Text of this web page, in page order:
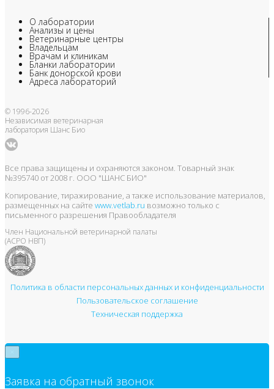
О лаборатории
Анализы и цены
Ветеринарные центры
Владельцам
Врачам и клиникам
Бланки лаборатории
Банк донорской крови
Адреса лабораторий
© 1996-2026
Независимая ветеринарная
лаборатория Шанс Био
Все права защищены и охраняются законом. Товарный знак
№395740 от 2008 г. ООО "ШАНС БИО"
Копирование, тиражирование, а также использование материалов,
размещенных на сайте www.vetlab.ru возможно только с
письменного разрешения Правообладателя
Член Национальной ветеринарной палаты
(АСРО НВП)
Политика в области персональных данных и конфиденциальности
Пользовательское соглашение
Техническая поддержка
Заявка на обратный звонок